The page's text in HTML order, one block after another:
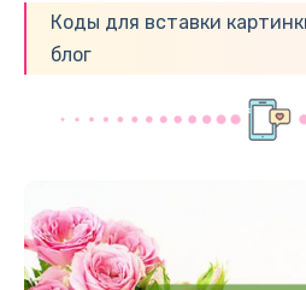
Коды для вставки
блог